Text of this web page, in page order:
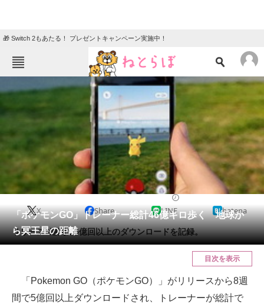
🎁 Switch 2もあたる！ プレゼントキャンペーン実施中！
ニュース
エンタメ クイズ
グルメ 地域
住まい 教育・育児
リサーチ
会員記事
メディア
ITの今と未来を見通す
「ポケモンGO」トレーナー総計46億キロ歩く 地球か
ら冥王星の距離
X Share LINE hatena
リリース8週間で5億回以上のダウンロードを記録。
目次を表示
「Pokemon GO（ポケモンGO）」がリリースから8週
間で5億回以上ダウンロードされ、トレーナーが総計で